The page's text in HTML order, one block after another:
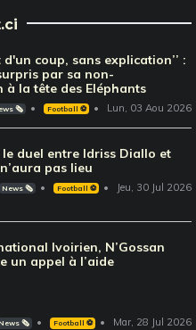
d'un coup, sans explication’’ :
par sa non-
la tête des Eléphants
🗞️ Football ⚽️ Lun, 03 Aou 2026
le duel entre Idriss Diallo et
pas lieu
News 🗞️ Football ⚽️ Jeu, 30 Jul 2026
Ivoirien, N’Gossan
un appel à l’aide
News 🗞️ Football ⚽️ Mar, 28 Jul 2026